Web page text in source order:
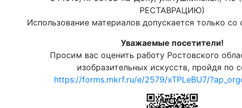
РЕСТАВРАЦИЮ)
Использование материалов допускается только со
Уважаемые посетители!
Просим вас оценить работу Ростовского
изобразительных искусств, пройдя по
https://forms.mkrf.ru/e/2579/xTPLeBU7/